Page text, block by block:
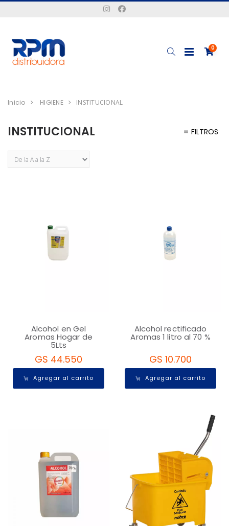
0
Inicio HIGIENE INSTITUCIONAL
INSTITUCIONAL FILTROS
Alcohol en Gel
Aromas Hogar de
5Lts
GS 44.550
Agregar al carrito
Alcohol rectificado
Aromas 1 litro al 70 %
GS 10.700
Agregar al carrito